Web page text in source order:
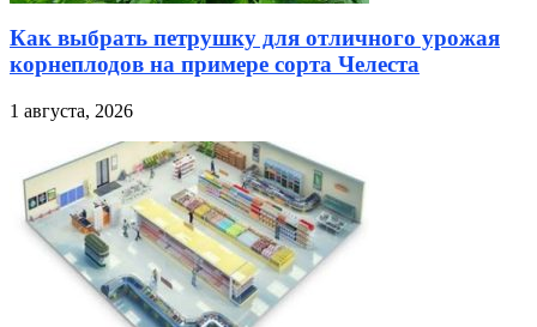
Как выбрать петрушку для отличного урожая
корнеплодов на примере сорта Челеста
1 августа, 2026